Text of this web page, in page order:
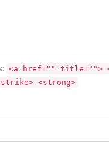
<a href="" title="">
<strong>